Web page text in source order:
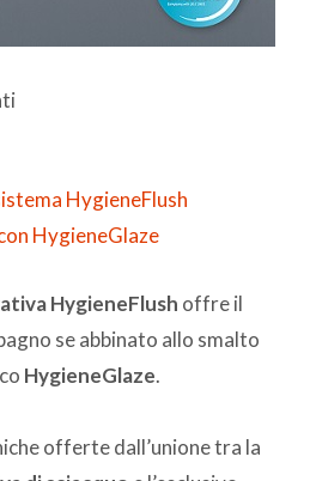
HygieneFlush
HygieneGlaze
HygieneFlush offre il
se abbinato allo smalto
HygieneGlaze.
offerte dall’unione tra la